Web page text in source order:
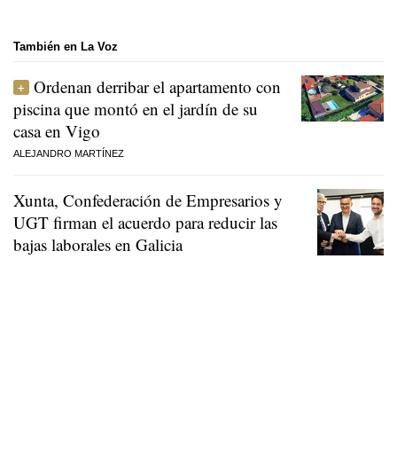
También en La Voz
Ordenan derribar el apartamento con
piscina que montó en el jardín de su
casa en Vigo
ALEJANDRO MARTÍNEZ
Xunta, Confederación de Empresarios y
UGT firman el acuerdo para reducir las
bajas laborales en Galicia